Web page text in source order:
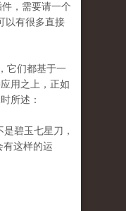
，需要请一个
以有很多直接
它们都基于一
用之上，正如
所述：
碧玉七星刀，
有这样的运